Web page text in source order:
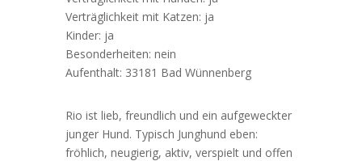
Verträglichkeit mit Katzen: ja
Kinder: ja
Besonderheiten: nein
Aufenthalt: 33181 Bad Wünnenberg
Rio ist lieb, freundlich und ein aufgeweckter
junger Hund. Typisch Junghund eben:
fröhlich, neugierig, aktiv, verspielt und offen